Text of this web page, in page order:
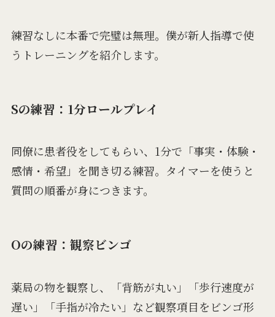
練習なしに本番で完璧は無理。僕が新人指導で使
うトレーニングを紹介します。
Sの練習：1分ロールプレイ
同僚に患者役をしてもらい、1分で「事実・体験・
感情・希望」を聞き切る練習。タイマーを使うと
質問の順番が身につきます。
Oの練習：観察ビンゴ
薬局の物を観察し、「背筋が丸い」「歩行速度が
遅い」「手指が冷たい」など観察項目をビンゴ形